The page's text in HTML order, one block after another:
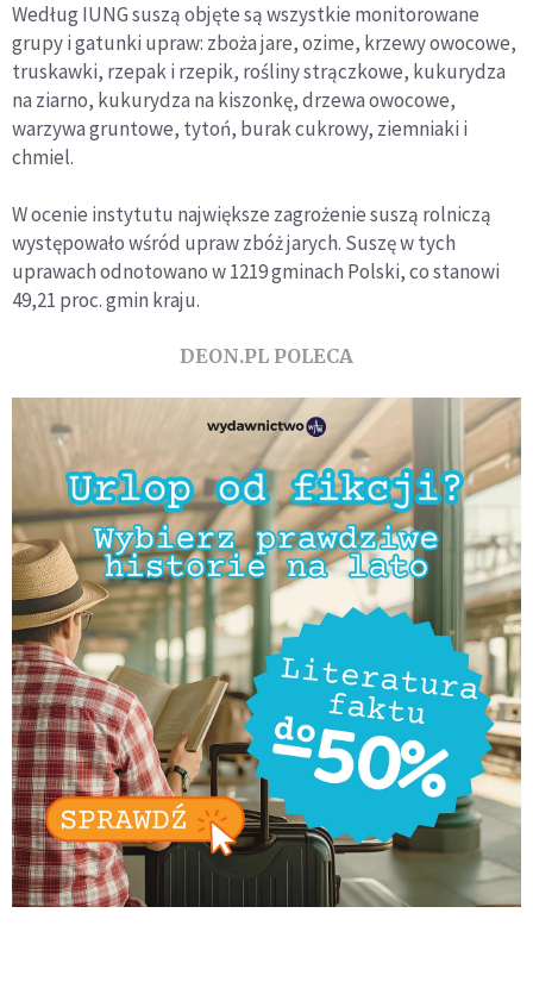
Według IUNG suszą objęte są wszystkie monitorowane
grupy i gatunki upraw: zboża jare, ozime, krzewy owocowe,
truskawki, rzepak i rzepik, rośliny strączkowe, kukurydza
na ziarno, kukurydza na kiszonkę, drzewa owocowe,
warzywa gruntowe, tytoń, burak cukrowy, ziemniaki i
chmiel.
W ocenie instytutu największe zagrożenie suszą rolniczą
występowało wśród upraw zbóż jarych. Suszę w tych
uprawach odnotowano w 1219 gminach Polski, co stanowi
49,21 proc. gmin kraju.
DEON.PL POLECA